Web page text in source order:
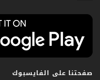
صفحتنا على الفايسبوك